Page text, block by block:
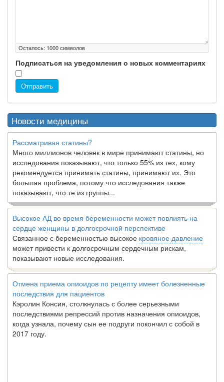
Осталось: 1000символов
Подписаться на уведомления о новых комментариях
Отправить
Новости медицины
Рассматривая статины?
Много миллионов человек в мире принимают статины, но
исследования показывают, что только 55% из тех, кому
рекомендуется принимать статины, принимают их. Это
большая проблема, потому что исследования также
показывают, что те из группы...
Высокое АД во время беременности может повлиять на
сердце женщины в долгосрочной перспективе
Связанное с беременностью высокое кровяное давление
может привести к долгосрочным сердечным рискам,
показывают новые исследования.
Отмена приема опиоидов по рецепту имеет болезненные
последствия для пациентов
Кэролин Консия, столкнулась с более серьезными
последствиями репрессий против назначения опиоидов,
когда узнала, почему сын ее подруги покончил с собой в
2017 году.